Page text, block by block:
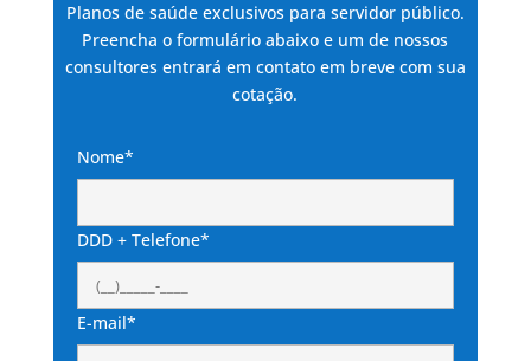
Planos de saúde exclusivos para servidor público.
Preencha o formulário abaixo e um de nossos
consultores entrará em contato em breve com sua
cotação.
Nome*
DDD + Telefone*
E-mail*